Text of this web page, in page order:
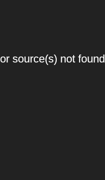
source(s) not found